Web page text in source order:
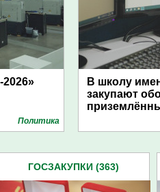
Политика
В школу
закупают
ГОСЗАКУПКИ (363)